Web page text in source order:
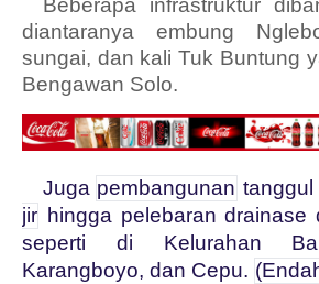
Beberapa infrastruktur
diantaranya embung
sungai, dan kali Tuk Buntung
Bengawan Solo.
Juga pembangunan tanggul
jir hingga pelebaran drainase
se­perti di Kelurahan
Karangboyo, dan Cepu.